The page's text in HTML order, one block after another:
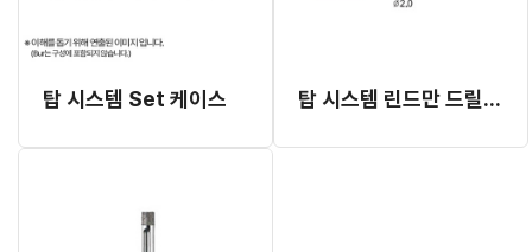
탑 시스템 Set 케이스 탑 시스템 린드만 드릴 2.0